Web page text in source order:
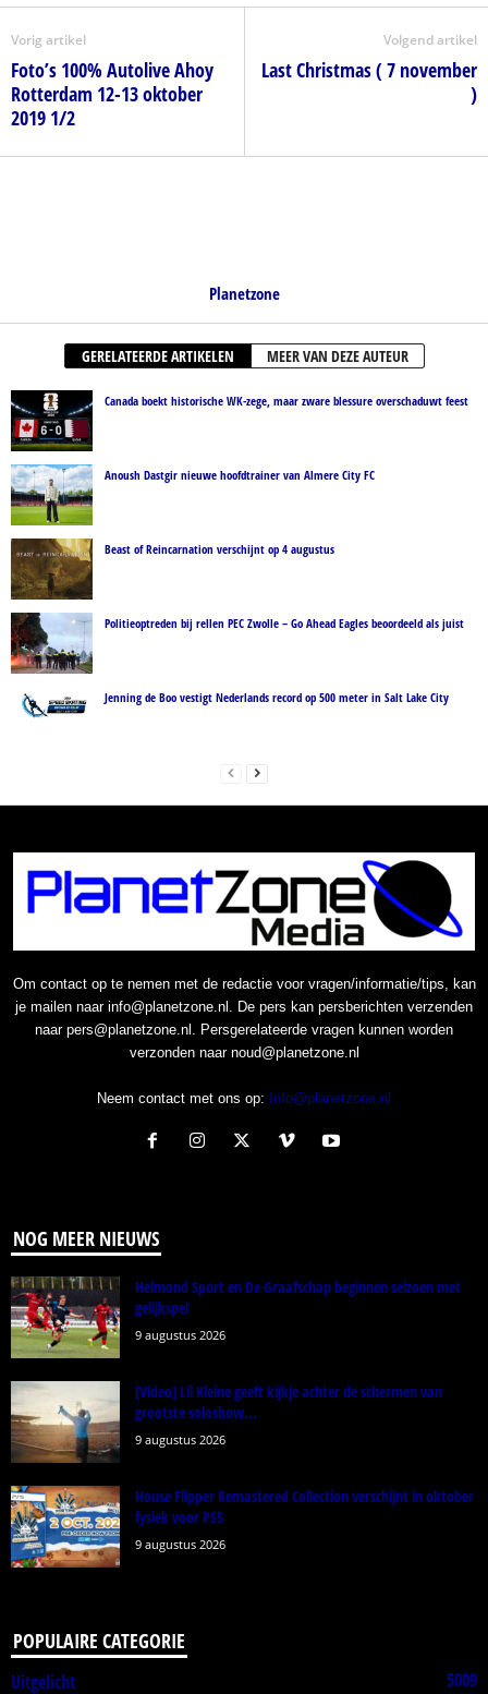
Vorig artikel
Foto’s 100% Autolive Ahoy
Rotterdam 12-13 oktober
2019 1/2
Volgend artikel
Last Christmas ( 7 november
)
Planetzone
GERELATEERDE ARTIKELEN MEER VAN DEZE AUTEUR
Canada boekt historische WK-zege, maar zware blessure overschaduwt feest
Anoush Dastgir nieuwe hoofdtrainer van Almere City FC
Beast of Reincarnation verschijnt op 4 augustus
Politieoptreden bij rellen PEC Zwolle – Go Ahead Eagles beoordeeld als juist
Jenning de Boo vestigt Nederlands record op 500 meter in Salt Lake City
Om contact op te nemen met de redactie voor vragen/informatie/tips, kan
je mailen naar info@planetzone.nl. De pers kan persberichten verzenden
naar pers@planetzone.nl. Persgerelateerde vragen kunnen worden
verzonden naar noud@planetzone.nl
Neem contact met ons op: Info@planetzone.nl
NOG MEER NIEUWS
Helmond Sport en De Graafschap beginnen seizoen met
gelijkspel
9 augustus 2026
[Video] Lil Kleine geeft kijkje achter de schermen van
grootste soloshow...
9 augustus 2026
House Flipper Remastered Collection verschijnt in oktober
fysiek voor PS5
9 augustus 2026
POPULAIRE CATEGORIE
Uitgelicht 5009